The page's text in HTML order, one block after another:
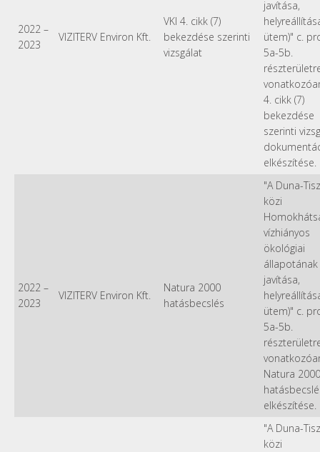
2022 –
2023
VIZITERV Environ Kft.
VKI 4. cikk (7)
bekezdése szerinti
vizsgálat
javítása,
ütem)" c.
5a-5b.
4. cikk (7)
bekezdése
szerinti
elkészítése.
2022 –
2023
VIZITERV Environ Kft.
Natura 2000
hatásbecslés
"A Duna-
közi
vízhiányos
ökológiai
állapotának
javítása,
ütem)" c.
5a-5b.
Natura 2000
elkészítése.
"A Duna-
közi